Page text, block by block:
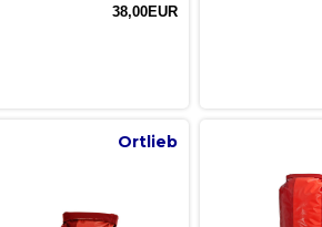
38,00EUR
Ortlieb